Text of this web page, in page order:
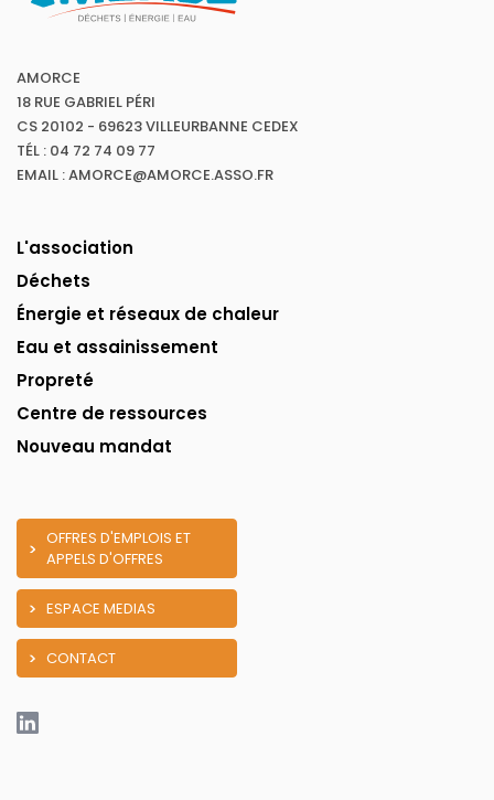
AMORCE
18 RUE GABRIEL PÉRI
CS 20102 - 69623 VILLEURBANNE CEDEX
TÉL : 04 72 74 09 77
EMAIL : AMORCE@AMORCE.ASSO.FR
L'association
Déchets
Énergie et réseaux de chaleur
Eau et assainissement
Propreté
Centre de ressources
Nouveau mandat
OFFRES D'EMPLOIS ET
APPELS D'OFFRES
ESPACE MEDIAS
CONTACT